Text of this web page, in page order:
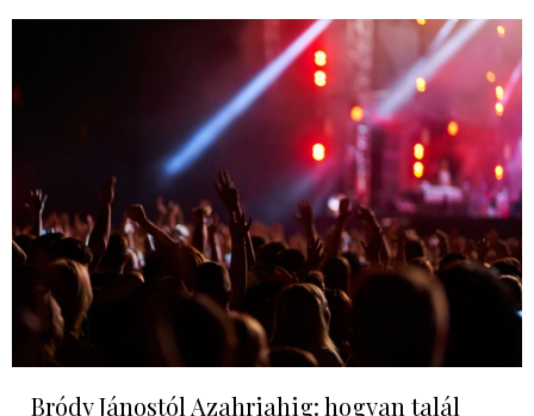
Bródy Jánostól Azahriahig: hogyan talál